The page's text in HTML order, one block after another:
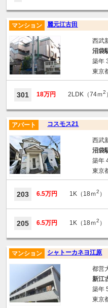
麗元江古田
マンション
西武
沼袋
築年
東京
301 18万円 2LDK（74ｍ2
コスモス21
アパート
西武
沼袋
築年
東京
203 6.5万円 1K（18ｍ2 ）
205 6.5万円 1K（18ｍ2 ）
シャトーカネヨ江原
マンション
都営
新江
築年
東京